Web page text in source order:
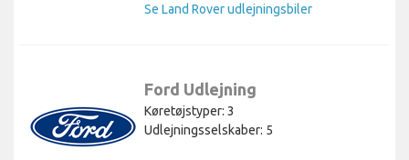
Se Land Rover udlejningsbiler
Ford Udlejning
Køretøjstyper: 3
Udlejningsselskaber: 5